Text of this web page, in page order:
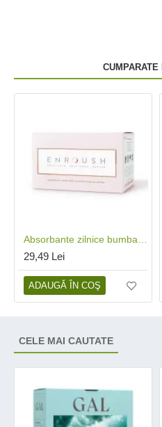
CUMPARATE
29,49 Lei
ADAUGĂ ÎN COŞ
CELE MAI CAUTATE